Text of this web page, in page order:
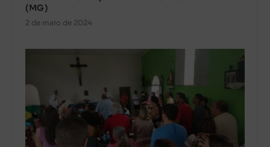
(MG)
2 de maio de 2024